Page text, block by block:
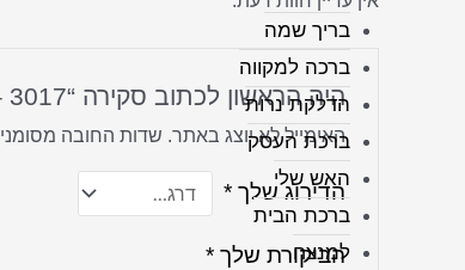
בריך שמה
ברכה למקווה
הדלקת נרות
ברכת העסק
האש שלי
ברכת הבית
למנצח
היה הראשון לכתוב סקירה “3017 – תמונה מדהימה של הכותל המערבי בשקיעה על קנבס או זכוכית מחוסמת”
האימייל לא יוצג באתר. שדות החובה
הדירוג שלך *
הביקורת שלך *